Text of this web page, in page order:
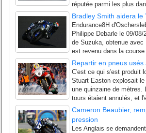
réputée parmi les plus
Bradley Smith aidera le
Endurance8H
Philippe Debarle le 09/
de Suzuka, obtenue
est revenu dans la
Repartir en pneus
C'est ce qui s'est produit
Stuart Easton explosait
une quinzaine de mètres.
tours étaient annulés, et
Cameron Beaubier,
pression
Les Anglais se